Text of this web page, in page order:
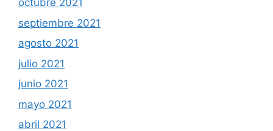
octubre 2021
septiembre 2021
agosto 2021
julio 2021
junio 2021
mayo 2021
abril 2021